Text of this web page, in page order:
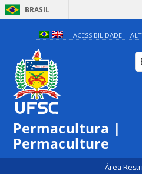
BRASIL
ACESSIBILIDADE
Permacultura |
Permaculture
Área